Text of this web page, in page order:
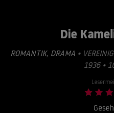
Die
ROMANTIK, DRAMA •
1936 •